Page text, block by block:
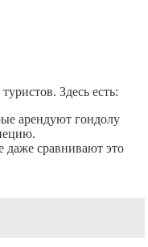
Здесь есть:
арендуют гондолу
даже сравнивают это